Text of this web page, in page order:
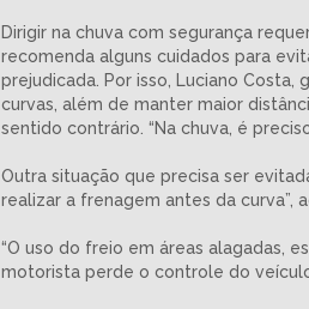
Dirigir na chuva com segurança
recomenda alguns cuidados para
prejudicada. Por isso, Luciano
curvas, além de manter maior
sentido contrário. “Na chuva, é
Outra situação que precisa ser
realizar a frenagem antes da curva”,
“O uso do freio em áreas alagadas,
motorista perde o controle do